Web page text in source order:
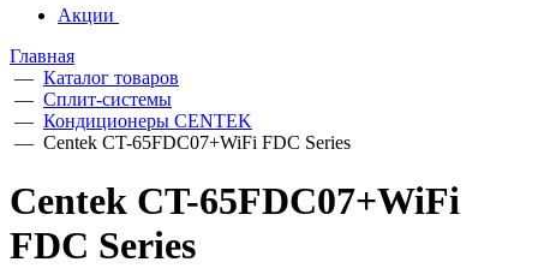
Акции
Главная
— Каталог товаров
— Сплит-системы
— Кондиционеры CENTEK
— Centek CT-65FDC07+WiFi FDC Series
Centek CT-65FDC07+WiFi
FDC Series